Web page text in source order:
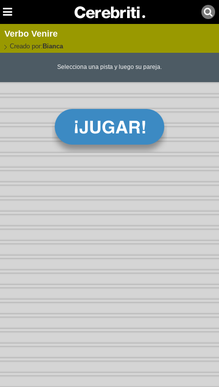
Verbo Venire
Creado por: Bianca
Selecciona una pista y luego su pareja.